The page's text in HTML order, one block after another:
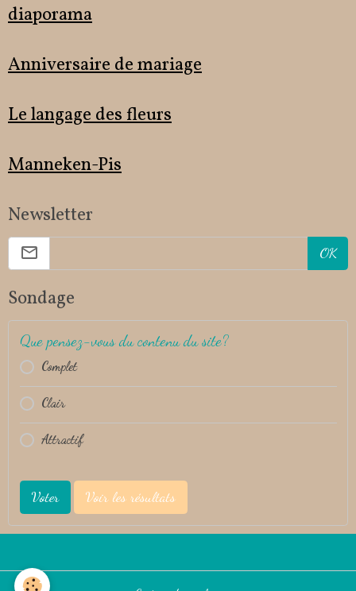
diaporama
Anniversaire de mariage
Le langage des fleurs
Manneken-Pis
Newsletter
OK
Sondage
Que pensez-vous du contenu du site?
Complet
Clair
Attractif
Voter Voir les résultats